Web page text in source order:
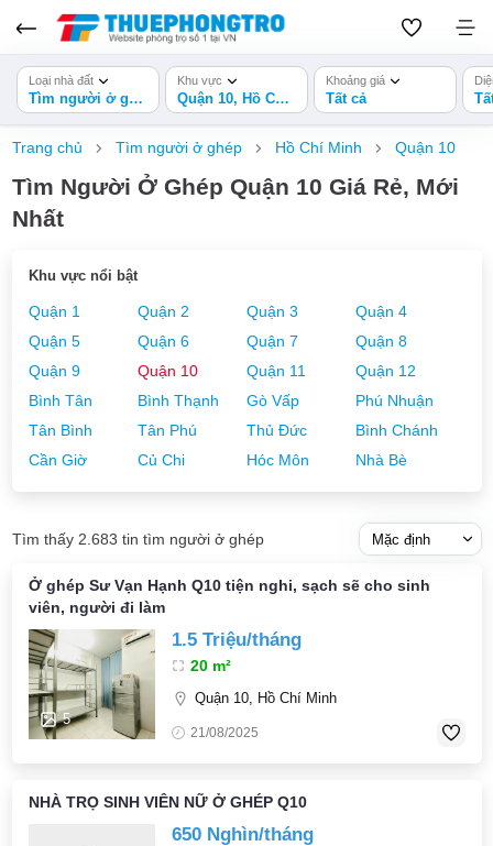
Loại nhà đất
Tìm người ở ghép
Khu vực
Quận 10, Hồ Chí Minh
Khoảng giá
Tất cả
Trang chủ Tìm người ở ghép Hồ Chí Minh Quận 10
Tìm Người Ở Ghép Quận 10 Giá Rẻ, Mới
Nhất
Khu vực nổi bật
Quận 1 Quận 2 Quận 3
Quận 4
Quận 5
Quận 6 Quận 7
Quận 8
Quận 9
Quận 10 Quận 11
Quận 12
Bình Tân
Bình Thạnh Gò Vấp
Phú Nhuận
Tân Bình
Tân Phú Thủ Đức
Bình Chánh
Cần Giờ
Củ Chi Hóc Môn Nhà Bè
Tìm thấy 2.683 tin tìm người ở ghép
Ở ghép Sư Vạn Hạnh Q10 tiện nghi, sạch sẽ cho sinh
viên, người đi làm
5
1.5 Triệu/tháng
20 m²
Quận 10, Hồ Chí Minh
21/08/2025
NHÀ TRỌ SINH VIÊN NỮ Ở GHÉP Q10
650 Nghìn/tháng